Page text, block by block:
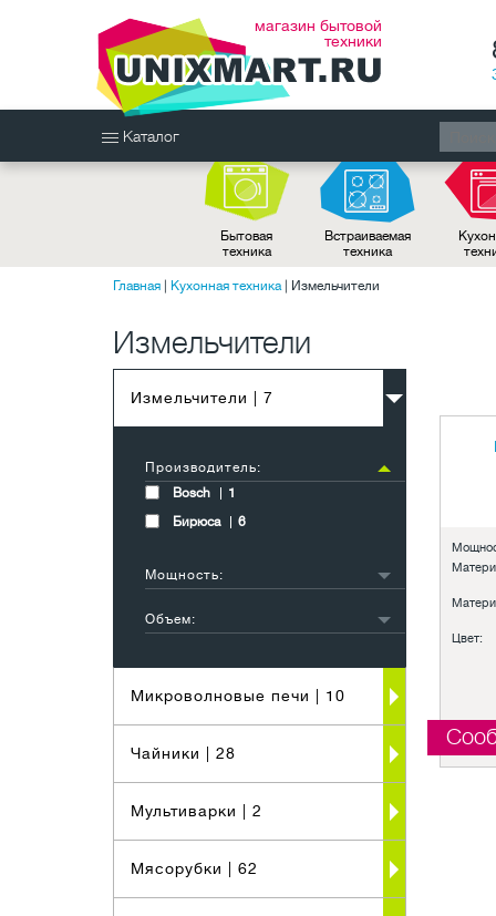
магазин бытовой
техники
Каталог
Бытовая
техника
Встраиваемая
техника
Главная Кухонная техника| Измельчители
Измельчители
Цвет:
Измельчители | 7
Производитель:
Bosch
1
Бирюса
6
Мощность:
Объем:
Микроволновые печи | 10
Чайники | 28
Мультиварки | 2
Мясорубки | 62